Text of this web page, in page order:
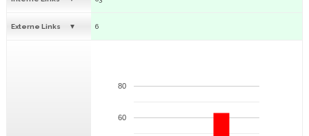
Externe Links 6
60
80